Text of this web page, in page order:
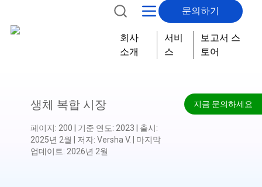
문의하기
회사
소개
서비
스
보고서 스
토어
지금 문의하세요
생체 복합 시장
페이지: 200 기준 연도: 2023 출시:
2025년 2월
저자: Versha V.
마지막
업데이트: 2026년 2월